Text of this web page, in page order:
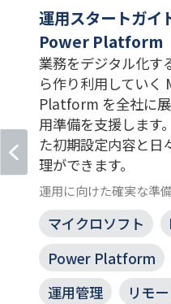
運用スタートガ
Power Platform
業務をデジタル化す
ら作り利用してい
Platform を全社に
用準備を支援します
た初期設定内容と日
理ができます。
運用に向けた確実な準
マイクロソフト
Power Platform
運用管理
リモ